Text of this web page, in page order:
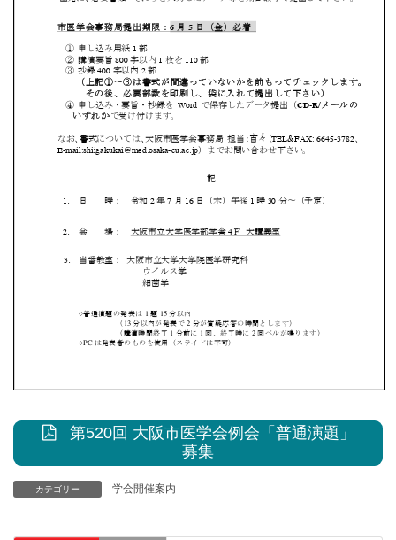
第520回 大阪市医学会例会「普通演題」
募集
カテゴリー 学会開催案内